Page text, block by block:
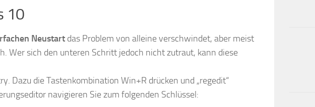
10
Neustart das Problem von alleine verschwindet, aber meist
Wer sich den unteren Schritt jedoch nicht zutraut, kann diese
Dazu die Tastenkombination Win+R drücken und „regedit“
navigieren Sie zum folgenden Schlüssel: